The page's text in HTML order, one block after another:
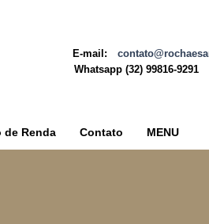
E-mail:
Whatsapp (32) 99816-9291
de Renda Contato MENU